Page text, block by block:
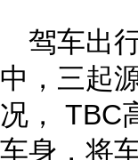
驾车出
中，三起
况， TBC
车身，将